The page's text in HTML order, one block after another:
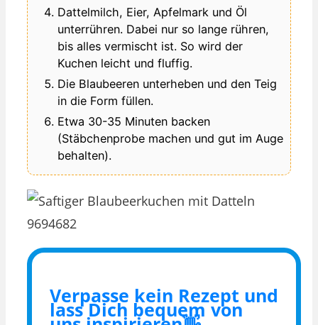
Dattelmilch, Eier, Apfelmark und Öl
unterrühren. Dabei nur so lange rühren,
bis alles vermischt ist. So wird der
Kuchen leicht und fluffig.
Die Blaubeeren unterheben und den Teig
in die Form füllen.
Etwa 30-35 Minuten backen
(Stäbchenprobe machen und gut im Auge
behalten).
Verpasse kein Rezept und
lass Dich bequem von